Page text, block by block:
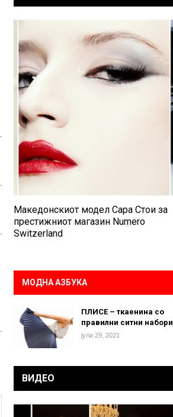
Македонскиот модел Сара Стои за
престижниот магазин Numero
Switzerland
МОДНА АЗБУКА
ПЛИСЕ – ткаенина со
правилни ситни набори
јули 29, 2021
ВИДЕО